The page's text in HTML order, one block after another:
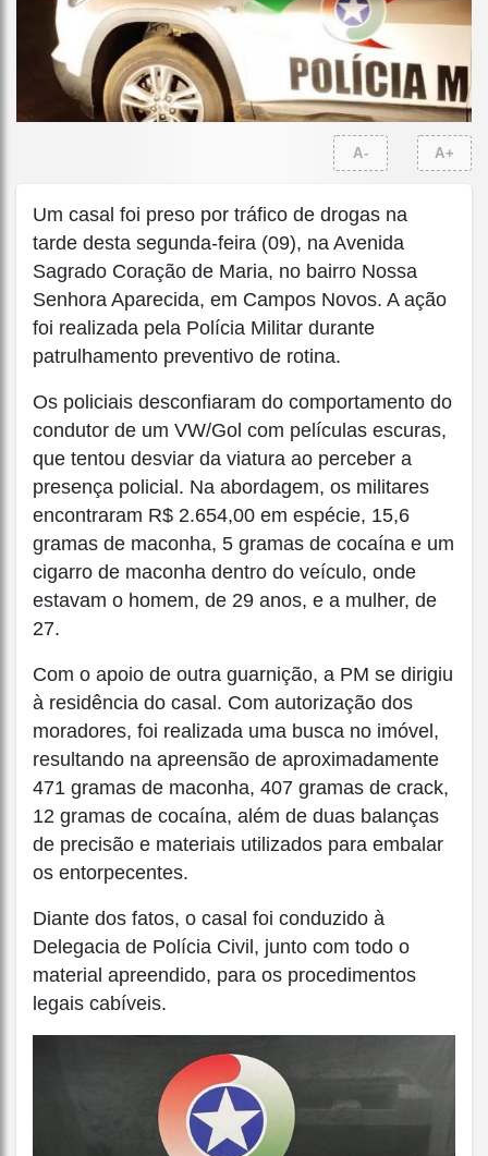
A- A+
Um casal foi preso por tráfico de drogas na
tarde desta segunda-feira (09), na Avenida
Sagrado Coração de Maria, no bairro Nossa
Senhora Aparecida, em Campos Novos. A ação
foi realizada pela Polícia Militar durante
patrulhamento preventivo de rotina.
Os policiais desconfiaram do comportamento do
condutor de um VW/Gol com películas escuras,
que tentou desviar da viatura ao perceber a
presença policial. Na abordagem, os militares
encontraram R$ 2.654,00 em espécie, 15,6
gramas de maconha, 5 gramas de cocaína e um
cigarro de maconha dentro do veículo, onde
estavam o homem, de 29 anos, e a mulher, de
27.
Com o apoio de outra guarnição, a PM se dirigiu
à residência do casal. Com autorização dos
moradores, foi realizada uma busca no imóvel,
resultando na apreensão de aproximadamente
471 gramas de maconha, 407 gramas de crack,
12 gramas de cocaína, além de duas balanças
de precisão e materiais utilizados para embalar
os entorpecentes.
Diante dos fatos, o casal foi conduzido à
Delegacia de Polícia Civil, junto com todo o
material apreendido, para os procedimentos
legais cabíveis.